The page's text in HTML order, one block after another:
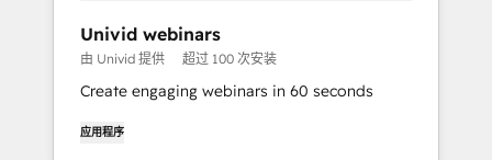
Univid webinars
由 Univid 提供 超过 100 次安装
Create engaging webinars in 60 seconds
应用程序